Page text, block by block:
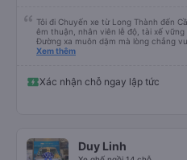
Tôi đi Chuyến xe từ Long Thành đến
êm thuận, nhân viên lễ độ, tài xế vững tay quả thật khiến tôi an tâm,
Đường xa muôn dặm mà lòng chẳng
nghiêm cẩn, hiếm thấy giữa thời buổi
Xem thêm
Xác nhận chỗ ngay lập tức
Duy Linh